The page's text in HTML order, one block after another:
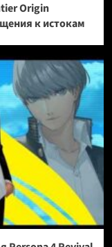
Origin
к истокам